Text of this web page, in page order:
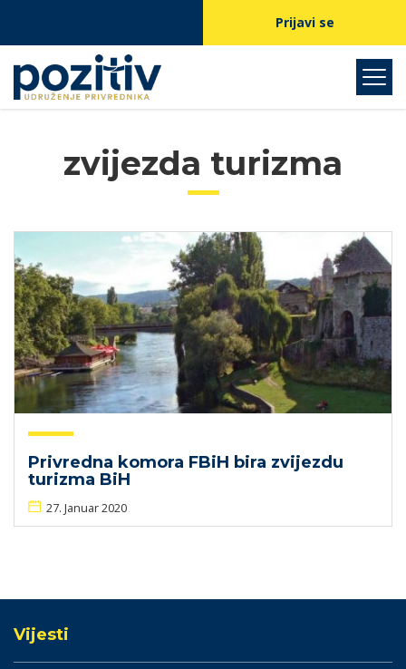
Prijavi se
zvijezda turizma
Privredna komora FBiH bira zvijezdu
turizma BiH
27. Januar 2020
Vijesti